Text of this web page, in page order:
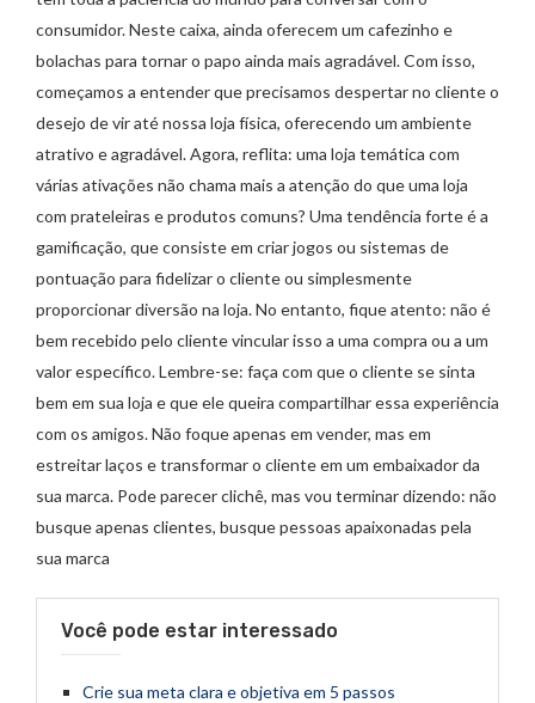
consumidor. Neste caixa, ainda oferecem um cafezinho e
bolachas para tornar o papo ainda mais agradável. Com isso,
começamos a entender que precisamos despertar no cliente o
desejo de vir até nossa loja física, oferecendo um ambiente
atrativo e agradável. Agora, reflita: uma loja temática com
várias ativações não chama mais a atenção do que uma loja
com prateleiras e produtos comuns? Uma tendência forte é a
gamificação, que consiste em criar jogos ou sistemas de
pontuação para fidelizar o cliente ou simplesmente
proporcionar diversão na loja. No entanto, fique atento: não é
bem recebido pelo cliente vincular isso a uma compra ou a um
valor específico. Lembre-se: faça com que o cliente se sinta
bem em sua loja e que ele queira compartilhar essa experiência
com os amigos. Não foque apenas em vender, mas em
estreitar laços e transformar o cliente em um embaixador da
sua marca. Pode parecer clichê, mas vou terminar dizendo: não
busque apenas clientes, busque pessoas apaixonadas pela
sua marca
Você pode estar interessado
Crie sua meta clara e objetiva em 5 passos